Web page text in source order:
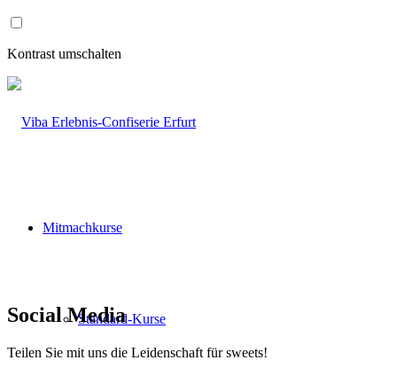
Zum
wechseln
Kontrast umschalten
Mitmachkurse
Standard-Kurse
Social Media
Teilen Sie mit uns die Leidenschaft für sweets!